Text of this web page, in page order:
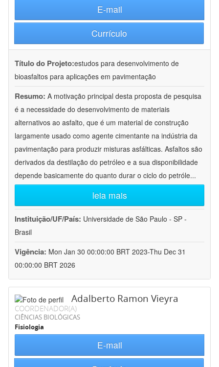
E-mail
Currículo
Título do Projeto:estudos para desenvolvimento de
bioasfaltos para aplicações em pavimentação
Resumo: A motivação principal desta proposta de pesquisa
é a necessidade do desenvolvimento de materiais
alternativos ao asfalto, que é um material de construção
largamente usado como agente cimentante na indústria da
pavimentação para produzir misturas asfálticas. Asfaltos são
derivados da destilação do petróleo e a sua disponibilidade
depende basicamente do quanto durar o ciclo do petróle...
leia mais
Instituição/UF/País: Universidade de São Paulo - SP -
Brasil
Vigência: Mon Jan 30 00:00:00 BRT 2023-Thu Dec 31
00:00:00 BRT 2026
Adalberto Ramon Vieyra
COORDENADOR(A)
CIÊNCIAS BIOLÓGICAS
Fisiologia
E-mail